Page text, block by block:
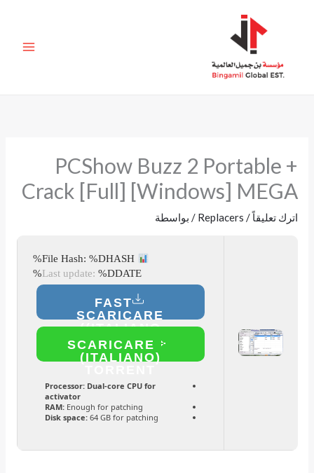
PCShow Buzz 2 Portable +
Crack [Full] [Windows] MEGA
اترك تعليقاً/
Replacers / بواسطة
File Hash: %DHASH%
Last update: %DDATE%
FAST
SCARICARE
(ITALIANO)
SCARICARE
(ITALIANO)
Processor:Dual-core CPU for
activator
RAM:Enough for patching
Disk space:64 GB for patching